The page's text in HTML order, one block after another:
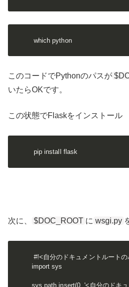
which python
このコードでPythonのパスが
いたらOKです。
この状態でFlaskをインストール
pip install flask
次に、 $DOC_ROOT に wsgi.py
#!<自分のドキュメントルート
import sys
sys.path.insert(0, '<自分のドキ